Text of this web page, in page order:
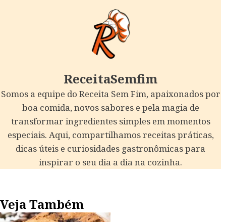
ReceitaSemfim
Somos a equipe do Receita Sem Fim, apaixonados por
boa comida, novos sabores e pela magia de
transformar ingredientes simples em momentos
especiais. Aqui, compartilhamos receitas práticas,
dicas úteis e curiosidades gastronômicas para
inspirar o seu dia a dia na cozinha.
Veja Também